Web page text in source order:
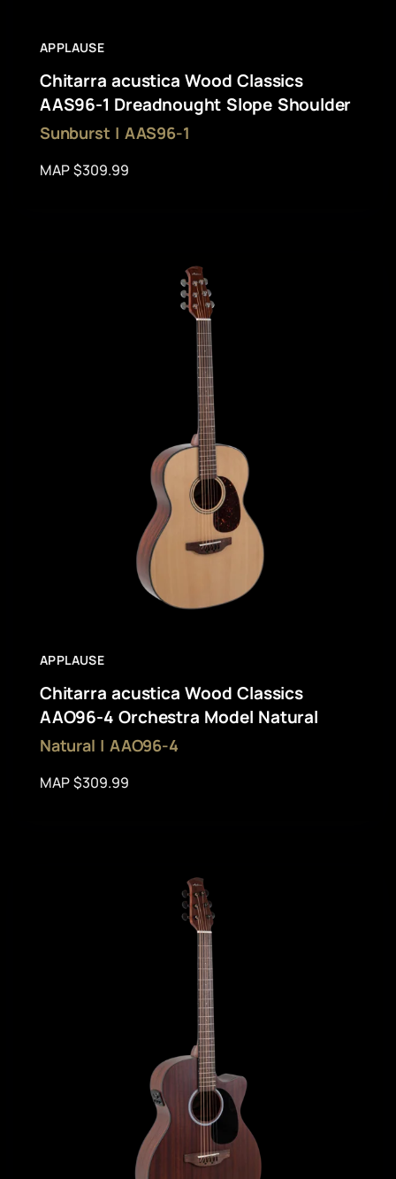
APPLAUSE
Chitarra acustica Wood Classics
AAS96-1 Dreadnought Slope Shoulder
Sunburst | AAS96-1
MAP $309.99
APPLAUSE
Chitarra acustica Wood Classics
AAO96-4 Orchestra Model Natural
Natural | AAO96-4
MAP $309.99